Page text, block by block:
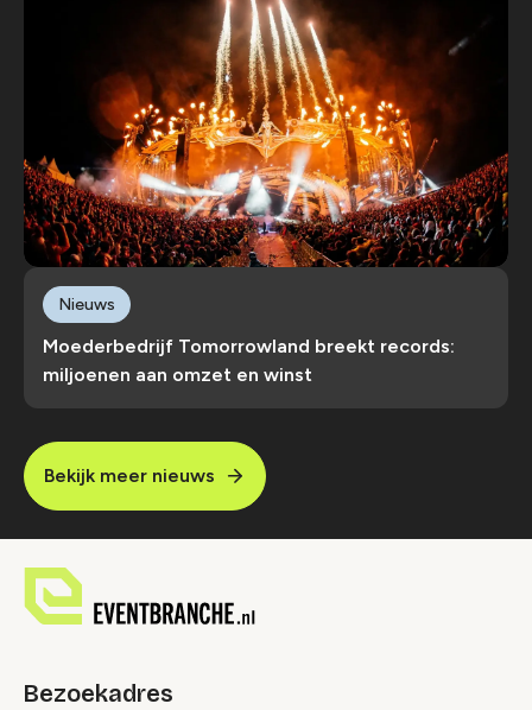
Moederbedrijf Tomorrowland breekt records:
miljoenen aan omzet en winst
Nieuws
Bekijk meer nieuws
Bezoekadres